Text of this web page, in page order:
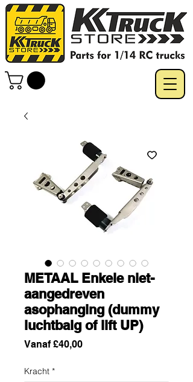
METAAL Enkele niet-
aangedreven
asophanging (dummy
luchtbalg of lift UP)
Vanaf£40,00Verkoopprijs
Kracht *